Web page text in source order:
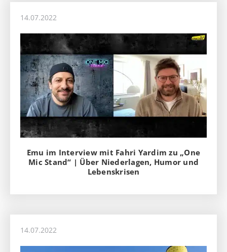
14.07.2022
Emu im Interview mit Fahri Yardim zu „One
Mic Stand“ | Über Niederlagen, Humor und
Lebenskrisen
14.07.2022